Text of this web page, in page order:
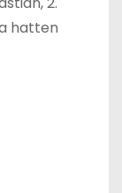
hatten